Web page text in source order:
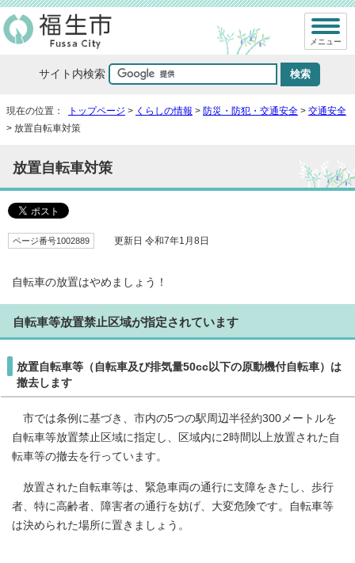
サイト内検索
メニュー
現在の位置： トップページ > くらしの情報 > 防災・防犯・交通安全 > 交通安全
> 放置自転車対策
放置自転車対策
ページ番号1002889 更新日 令和7年1月8日
自転車の放置はやめましょう！
自転車等放置禁止区域が指定されています
放置自転車等（自転車及び排気量50cc以下の原動機付自転車）は
撤去します
市では条例に基づき、市内の5つの駅周辺半径約300メートルを
自転車等放置禁止区域に指定し、区域内に2時間以上放置された自
転車等の撤去を行っています。
放置された自転車等は、緊急車両の通行に支障をきたし、歩行
者、特に高齢者、障害者の通行を妨げ、大変危険です。自転車等
は決められた場所に置きましょう。